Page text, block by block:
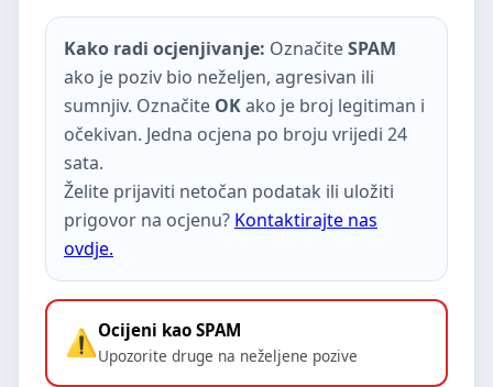
Kako radi ocjenjivanje: OznačiteSPAM
ako je poziv bio neželjen, agresivan ili
sumnjiv. Označite OKako je broj legitiman i
očekivan. Jedna ocjena po broju vrijedi 24
sata.
Želite prijaviti netočan podatak ili uložiti
prigovor na ocjenu? Kontaktirajte nas
ovdje.
Ocijeni kao SPAM
Upozorite druge na neželjene pozive